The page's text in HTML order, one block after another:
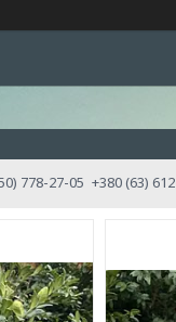
778-27-05 +380 (63)